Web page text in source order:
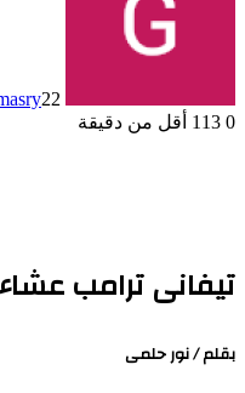
22 يناير، 2025
0
أقل من دقيقة
تيفانى ترامب
بقلم / نور حلمى